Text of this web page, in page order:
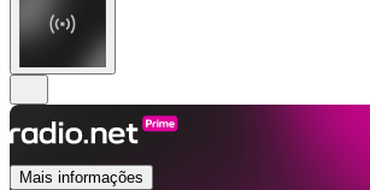
Mais informações